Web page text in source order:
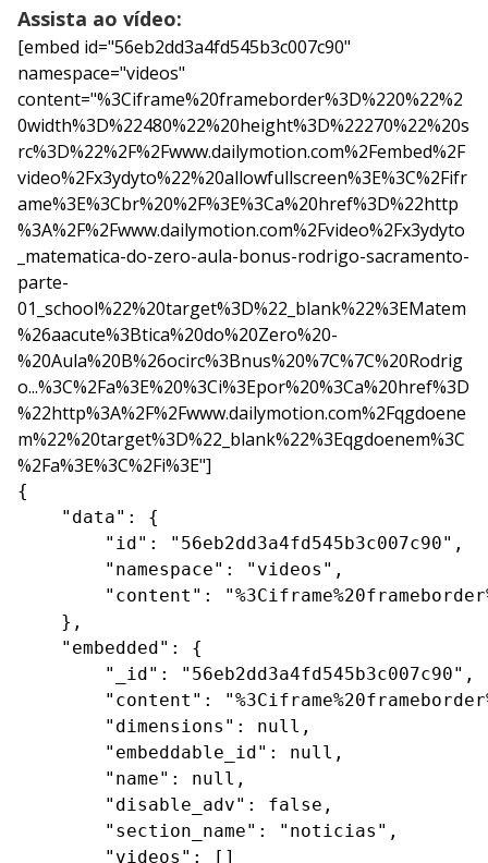
Assista ao vídeo:
[embed id="56eb2dd3a4fd545b3c007c90"
namespace="videos"
content="%3Ciframe%20frameborder%3D%220%22%2
0width%3D%22480%22%20height%3D%22270%22%20s
rc%3D%22%2F%2Fwww.dailymotion.com%2Fembed%2F
video%2Fx3ydyto%22%20allowfullscreen%3E%3C%2Fifr
ame%3E%3Cbr%20%2F%3E%3Ca%20href%3D%22http
%3A%2F%2Fwww.dailymotion.com%2Fvideo%2Fx3ydyto
_matematica-do-zero-aula-bonus-rodrigo-sacramento-
parte-
01_school%22%20target%3D%22_blank%22%3EMatem
%26aacute%3Btica%20do%20Zero%20-
%20Aula%20B%26ocirc%3Bnus%20%7C%7C%20Rodrig
o...%3C%2Fa%3E%20%3Ci%3Epor%20%3Ca%20href%3D
%22http%3A%2F%2Fwww.dailymotion.com%2Fqgdoene
m%22%20target%3D%22_blank%22%3Eqgdoenem%3C
%2Fa%3E%3C%2Fi%3E"]
{
    "data": {
        "id": "56eb2dd3a4fd545b3c007c90",
        "namespace": "videos",
"content":
    },
    "embedded": {
        "_id": "56eb2dd3a4fd545b3c007c90",
"content":
        "dimensions": null,
        "embeddable_id": null,
        "name": null,
        "disable_adv": false,
        "section_name": "noticias",
        "videos": []